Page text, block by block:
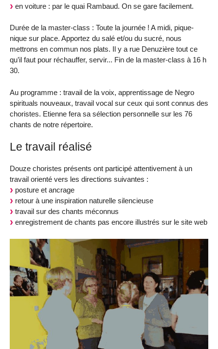
en voiture : par le quai Rambaud. On se gare facilement.
Durée de la master-class : Toute la journée ! A midi, pique-
nique sur place. Apportez du salé et/ou du sucré, nous
mettrons en commun nos plats. Il y a rue Denuzière tout ce
qu’il faut pour réchauffer, servir... Fin de la master-class à 16 h
30.
Au programme : travail de la voix, apprentissage de Negro
spirituals nouveaux, travail vocal sur ceux qui sont connus des
choristes. Etienne fera sa sélection personnelle sur les 76
chants de notre répertoire.
Le travail réalisé
Douze choristes présents ont participé attentivement à un
travail orienté vers les directions suivantes :
posture et ancrage
retour à une inspiration naturelle silencieuse
travail sur des chants méconnus
enregistrement de chants pas encore illustrés sur le site web